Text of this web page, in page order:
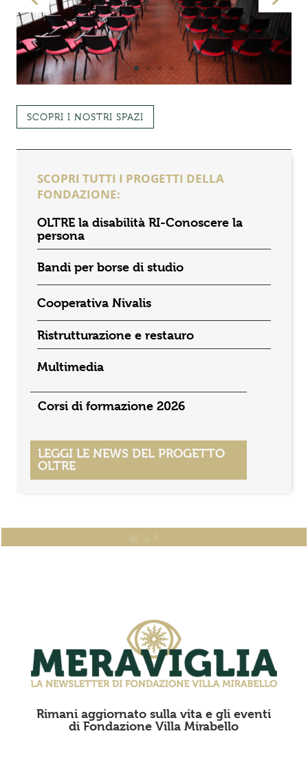
SCOPRI I NOSTRI SPAZI
SCOPRI TUTTI I PROGETTI DELLA
FONDAZIONE:
OLTRE la disabilità RI-Conoscere la
persona
Bandi per borse di studio
Cooperativa Nivalis
Ristrutturazione e restauro
Multimedia
Corsi di formazione 2026
LEGGI LE NEWS DEL PROGETTO
OLTRE
Rimani aggiornato sulla vita e gli eventi
di Fondazione Villa Mirabello